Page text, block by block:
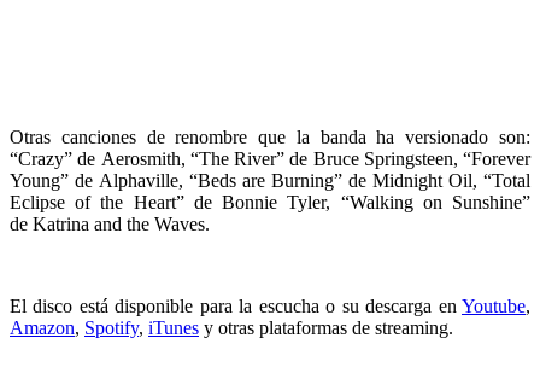
Otras canciones de renombre que la banda ha versionado son:
“Crazy” de Aerosmith, “The River” de Bruce Springsteen, “Forever
Young” de Alphaville, “Beds are Burning” de Midnight Oil, “Total
Eclipse of the Heart” de Bonnie Tyler, “Walking on Sunshine”
de Katrina and the Waves.
El disco está disponible para la escucha o su descarga en Youtube,
Amazon, Spotify, iTunes y otras plataformas de streaming.